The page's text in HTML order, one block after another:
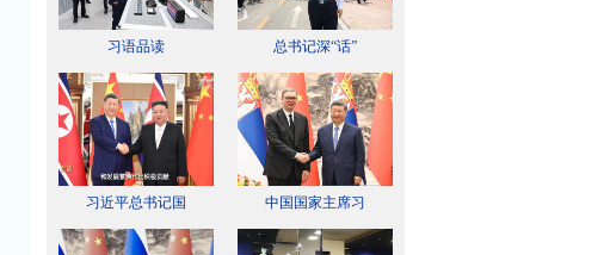
习语品读 总书记深“话”
习近平总书记国 中国国家主席习